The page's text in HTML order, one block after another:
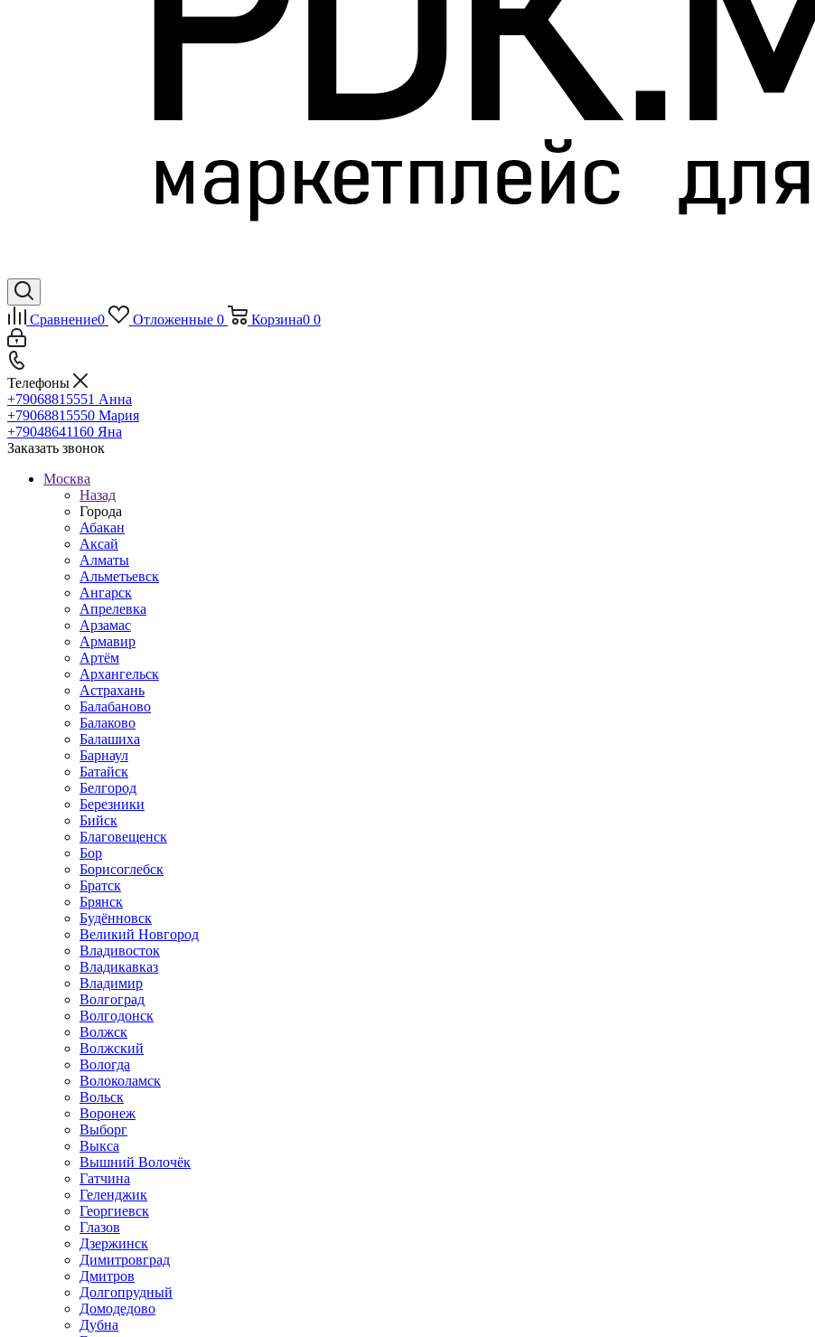
Сравнение0 Отложенные 0 Корзина0 0
Телефоны
+79068815551 Анна
+79068815550 Мария
+79048641160 Яна
Заказать звонок
Москва
Назад
Города
Абакан
Аксай
Алматы
Альметьевск
Ангарск
Апрелевка
Арзамас
Армавир
Артём
Архангельск
Астрахань
Балабаново
Балаково
Балашиха
Барнаул
Батайск
Белгород
Березники
Бийск
Благовещенск
Бор
Борисоглебск
Братск
Брянск
Будённовск
Великий Новгород
Владивосток
Владикавказ
Владимир
Волгоград
Волгодонск
Волжск
Волжский
Вологда
Волоколамск
Вольск
Воронеж
Выборг
Выкса
Вышний Волочёк
Гатчина
Геленджик
Георгиевск
Глазов
Дзержинск
Димитровград
Дмитров
Долгопрудный
Домодедово
Дубна